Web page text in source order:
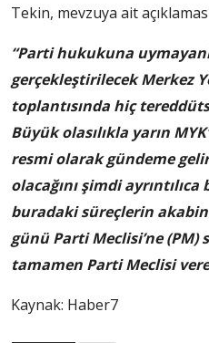
Tekin, mevzuya ait
“Parti hukukuna
gerçekleştirilecek Merkez
toplantısında hiç
Büyük olasılıkla yarın
resmi olarak gündeme
olacağını şimdi
buradaki süreçlerin
günü Parti Meclisi’ne
tamamen Parti Meclisi
Kaynak: Haber7